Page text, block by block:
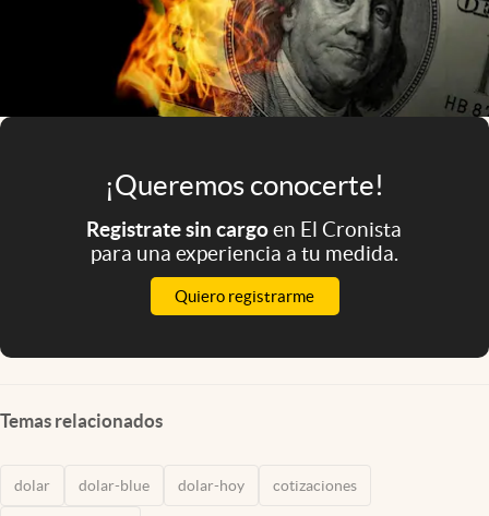
Eventos Corporativos
¡Queremos conocerte!
Registrate sin cargoen El Cronista
para una experiencia a tu medida.
Quiero registrarme
Temas relacionados
dolar dolar-blue dolar-hoy cotizaciones